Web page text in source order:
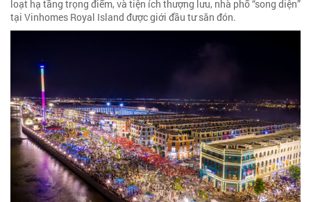
loạt hạ tầng trọng điểm, và tiện ích thượng lưu, nhà phố “song diện”
tại Vinhomes Royal Island được giới đầu tư săn đón.